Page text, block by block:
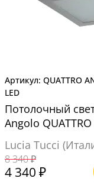
QUATTRO
LED
Потолочный
Angolo
стеклянный
Lucia Tucci
8 340 ₽
4 340 ₽